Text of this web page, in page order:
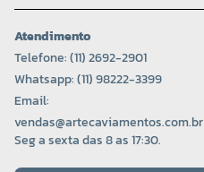
Atendimento
Telefone: (11) 2692-2901
Whatsapp: (11) 98222-3399
Email:
vendas@artecaviamentos.com.br
Seg a sexta das 8 as 17:30.